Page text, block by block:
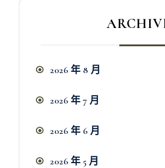
2026 年 8 月
2026 年 7 月
2026 年 6 月
2026 年 5 月